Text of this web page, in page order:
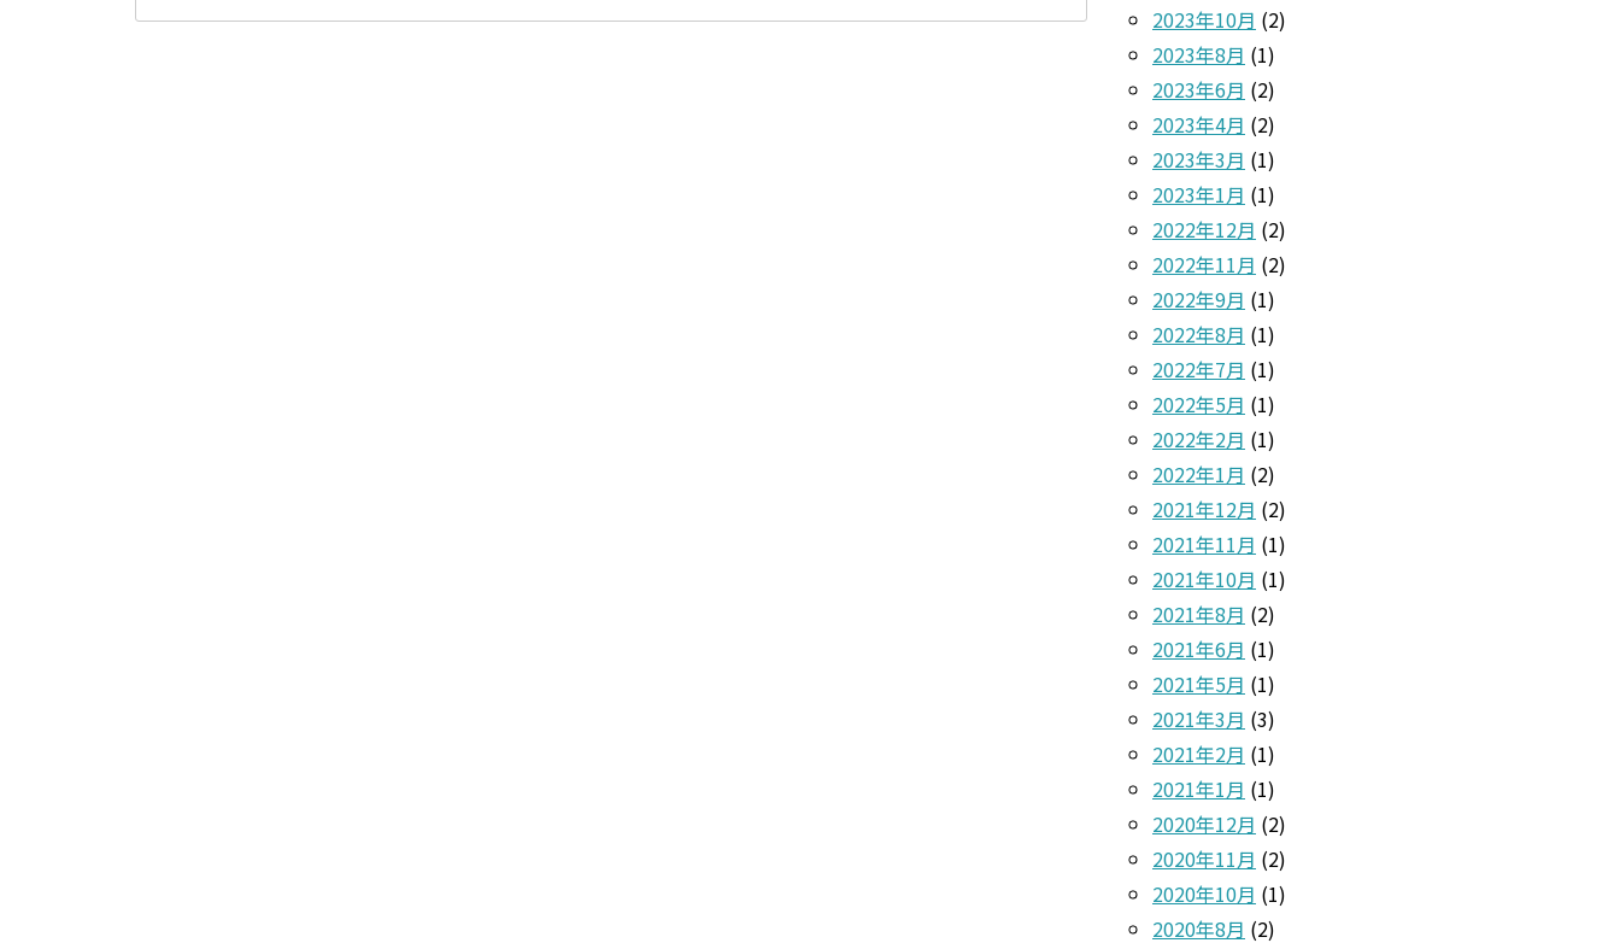
2023年10月 (2)
2023年8月 (1)
2023年6月 (2)
2023年4月 (2)
2023年3月 (1)
2023年1月 (1)
2022年12月 (2)
2022年11月 (2)
2022年9月 (1)
2022年8月 (1)
2022年7月 (1)
2022年5月 (1)
2022年2月 (1)
2022年1月 (2)
2021年12月 (2)
2021年11月 (1)
2021年10月 (1)
2021年8月 (2)
2021年6月 (1)
2021年5月 (1)
2021年3月 (3)
2021年2月 (1)
2021年1月 (1)
2020年12月 (2)
2020年11月 (2)
2020年10月 (1)
2020年8月 (2)